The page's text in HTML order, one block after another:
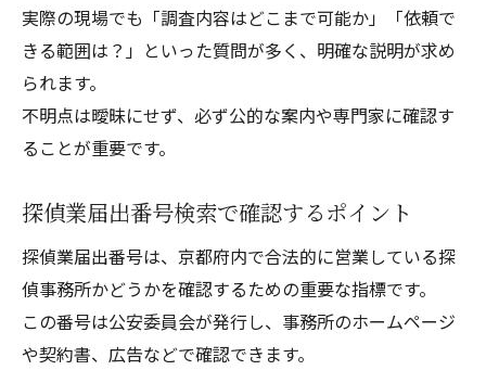
実際の現場でも「調査内容はどこまで可能か」「依頼で
きる範囲は？」といった質問が多く、明確な説明が求め
られます。
不明点は曖昧にせず、必ず公的な案内や専門家に確認す
ることが重要です。
探偵業届出番号検索で確認するポイント
探偵業届出番号は、京都府内で合法的に営業している探
偵事務所かどうかを確認するための重要な指標です。
この番号は公安委員会が発行し、事務所のホームページ
や契約書、広告などで確認できます。